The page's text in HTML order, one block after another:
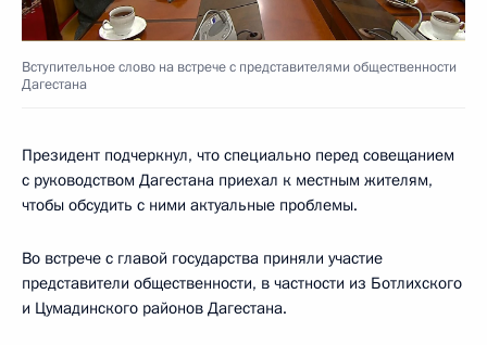
Вступительное слово на встрече с представителями общественности
Дагестана
Президент подчеркнул, что специально перед совещанием
с руководством Дагестана приехал к местным жителям,
чтобы обсудить с ними актуальные проблемы.
Во встрече с главой государства приняли участие
представители общественности, в частности из Ботлихского
и Цумадинского районов Дагестана.